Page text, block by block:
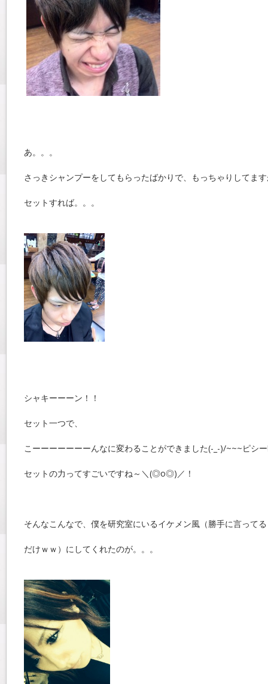
あ。。。
さっきシャンプーをしてもらったばかりで、もっちゃりしてま
セットすれば。。。
シャキーーーン！！
セット一つで、
こーーーーーーーんなに変わることができました(-_-)/~~~ピシ
セットの力ってすごいですね～＼(◎o◎)／！
そんなこんなで、僕を研究室にいるイケメン風（勝手に言ってる
だけｗｗ）にしてくれたのが。。。